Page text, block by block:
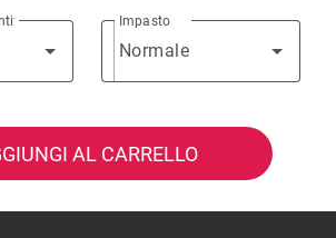
Impasto
Normale
AL CARRELLO